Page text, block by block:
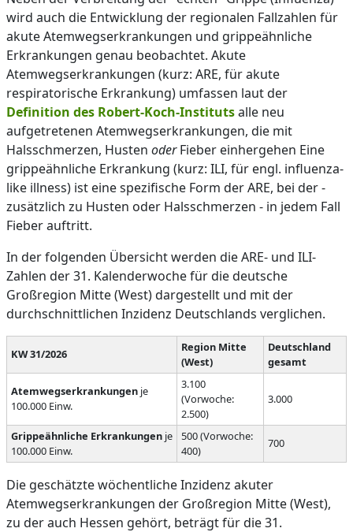
wird auch die Entwicklung der regionalen Fallzahlen für
akute Atemwegserkrankungen und grippeähnliche
Erkrankungen genau beobachtet. Akute
Atemwegserkrankungen (kurz: ARE, für akute
respiratorische Erkrankung) umfassen laut der
Definition des Robert-Koch-Institutsalle neu
aufgetretenen Atemwegserkrankungen, die mit
Halsschmerzen, Husten oderFieber einhergehen Eine
grippeähnliche Erkrankung (kurz: ILI, für engl. influenza-
like illness) ist eine spezifische Form der ARE, bei der -
zusätzlich zu Husten oder Halsschmerzen - in jedem Fall
Fieber auftritt.
In der folgenden Übersicht werden die ARE- und ILI-
Zahlen der 31. Kalenderwoche für die deutsche
Großregion Mitte (West) dargestellt und mit der
durchschnittlichen Inzidenz Deutschlands verglichen.
KW 31/2026
Region Mitte
(West)
Deutschland
gesamt
Atemwegserkrankungenje
100.000 Einw.
3.100
(Vorwoche:
2.500)
3.000
Grippeähnliche Erkrankungenje
100.000 Einw.
500 (Vorwoche:
400)
700
Die geschätzte wöchentliche Inzidenz akuter
Atemwegserkrankungen der Großregion Mitte (West),
zu der auch Hessen gehört, beträgt für die 31.